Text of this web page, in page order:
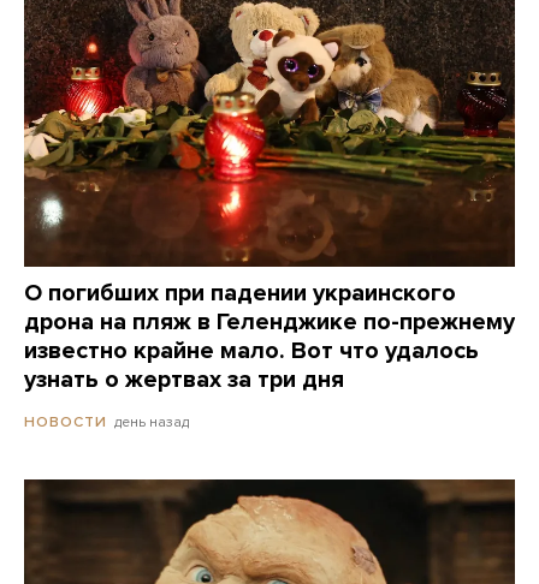
О погибших при падении украинского
дрона на пляж в Геленджике по-прежнему
известно крайне мало. Вот что удалось
узнать о жертвах за три дня
НОВОСТИ день назад